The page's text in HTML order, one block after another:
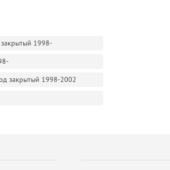
закрытый 1998-
закрытый 1998-2002